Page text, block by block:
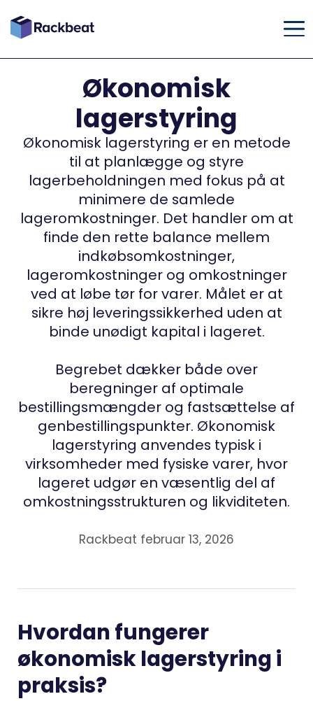
Økonomisk
lagerstyring
Økonomisk lagerstyring er en metode
til at planlægge og styre
lagerbeholdningen med fokus på at
minimere de samlede
lageromkostninger. Det handler om at
finde den rette balance mellem
indkøbsomkostninger,
lageromkostninger og omkostninger
ved at løbe tør for varer. Målet er at
sikre høj leveringssikkerhed uden at
binde unødigt kapital i lageret.
Begrebet dækker både over
beregninger af optimale
bestillingsmængder og fastsættelse af
genbestillingspunkter. Økonomisk
lagerstyring anvendes typisk i
virksomheder med fysiske varer, hvor
lageret udgør en væsentlig del af
omkostningsstrukturen og likviditeten.
Rackbeat februar 13, 2026
Hvordan fungerer
økonomisk lagerstyring i
praksis?